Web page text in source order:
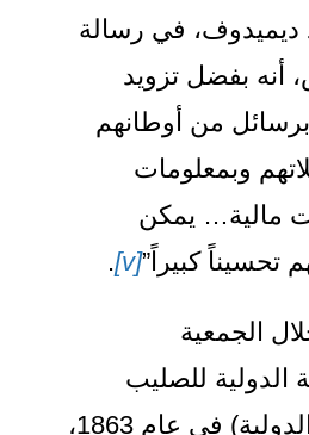
في رسالة
تزويد
من أوطانهم
يمكن
كبيراً”[v]
.
للصليب
الأحمر (اللجنة الدولية) في عام 1863،